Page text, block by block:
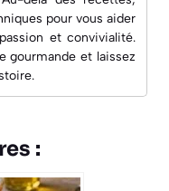
pour vous aider
et convivialité.
gourmande et laissez
: